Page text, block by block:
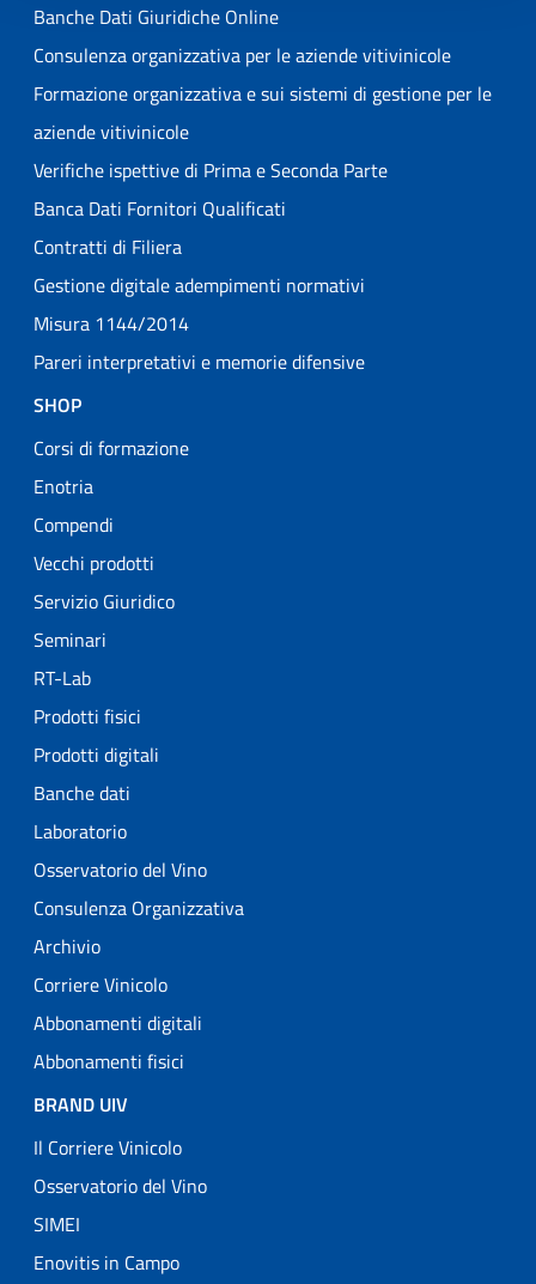
Banche Dati Giuridiche Online
Consulenza organizzativa per le aziende vitivinicole
Formazione organizzativa e sui sistemi di gestione per le
aziende vitivinicole
Verifiche ispettive di Prima e Seconda Parte
Banca Dati Fornitori Qualificati
Contratti di Filiera
Gestione digitale adempimenti normativi
Misura 1144/2014
Pareri interpretativi e memorie difensive
SHOP
Corsi di formazione
Enotria
Compendi
Vecchi prodotti
Servizio Giuridico
Seminari
RT-Lab
Prodotti fisici
Prodotti digitali
Banche dati
Laboratorio
Osservatorio del Vino
Consulenza Organizzativa
Archivio
Corriere Vinicolo
Abbonamenti digitali
Abbonamenti fisici
BRAND UIV
Il Corriere Vinicolo
Osservatorio del Vino
SIMEI
Enovitis in Campo